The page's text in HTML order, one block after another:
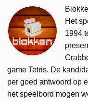
Het
1994
game Tetris. De
per goed antwoord op
het speelbord mogen